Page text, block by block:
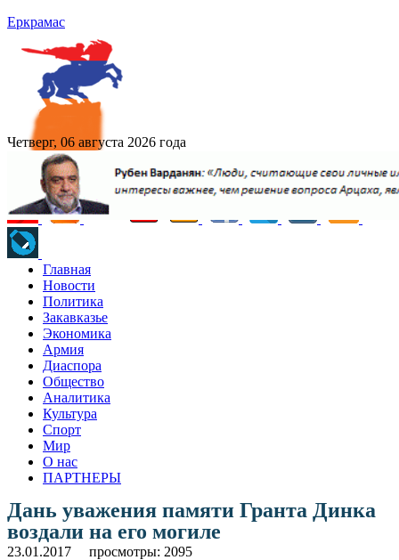
Еркрамас
Четверг, 06 августа 2026 года
Главная
Новости
Политика
Закавказье
Экономика
Армия
Диаспора
Общество
Аналитика
Культура
Спорт
Мир
О нас
ПАРТНЕРЫ
Дань уважения памяти Гранта Динка
воздали на его могиле
23.01.2017 просмотры: 2095